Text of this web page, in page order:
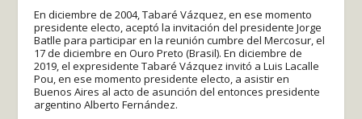
En diciembre de 2004, Tabaré Vázquez, en ese momento
presidente electo, aceptó la invitación del presidente Jorge
Batlle para participar en la reunión cumbre del Mercosur, el
17 de diciembre en Ouro Preto (Brasil). En diciembre de
2019, el expresidente Tabaré Vázquez invitó a Luis Lacalle
Pou, en ese momento presidente electo, a asistir en
Buenos Aires al acto de asunción del entonces presidente
argentino Alberto Fernández.